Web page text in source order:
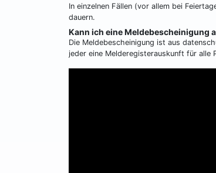
In einzelnen Fällen (vor allem bei
dauern.
Kann ich eine Meldebescheinigung
Die Meldebescheinigung ist aus
jeder eine Melderegisterauskunft für alle